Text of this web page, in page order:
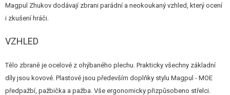
POŠKOZENÉ, POUŽITÉ ZBOŽÍ
NOVINKY
SLEVY, AKCE
Magpul Zhukov dodávají zbrani parádní a neokoukaný vzhled, který ocení
i zkušení hráči.
VZHLED
Tělo zbraně je ocelové z ohýbaného plechu. Prakticky všechny základní
díly jsou kovové. Plastové jsou především doplňky stylu Magpul - MOE
předpažbí, pažbička a pažba. Vše ergonomicky přizpůsobeno střelci.